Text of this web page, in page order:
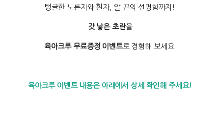
탱글한 노른자와 흰자, 알 끈의 선명함까지!
갓 낳은 초란을
육아크루 무료증정 이벤트로 경험해 보세요.
육아크루 이벤트 내용은 아래에서 상세 확인해 주세요!